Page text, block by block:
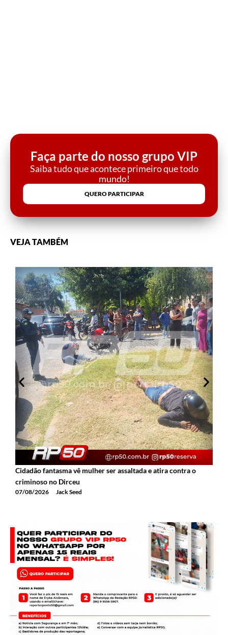
Faça parte do nosso grupo VIP
Saiba tudo que acontece primeiro que todo
mundo!
QUERO PARTICIPAR
VEJA TAMBÉM
Cidadão fantasma vê mulher ser assaltada e atira contra o
criminoso no Dirceu
07/08/2026 Jack Seed